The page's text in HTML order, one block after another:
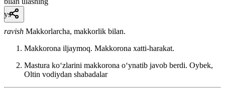
ys
ravish Makkorlarcha, makkorlik bilan.
Makkorona iljaymoq. Makkorona xatti-harakat.
Mastura koʻzlarini makkorona oʻynatib javob berdi. Oybek,
Oltin vodiydan shabadalar